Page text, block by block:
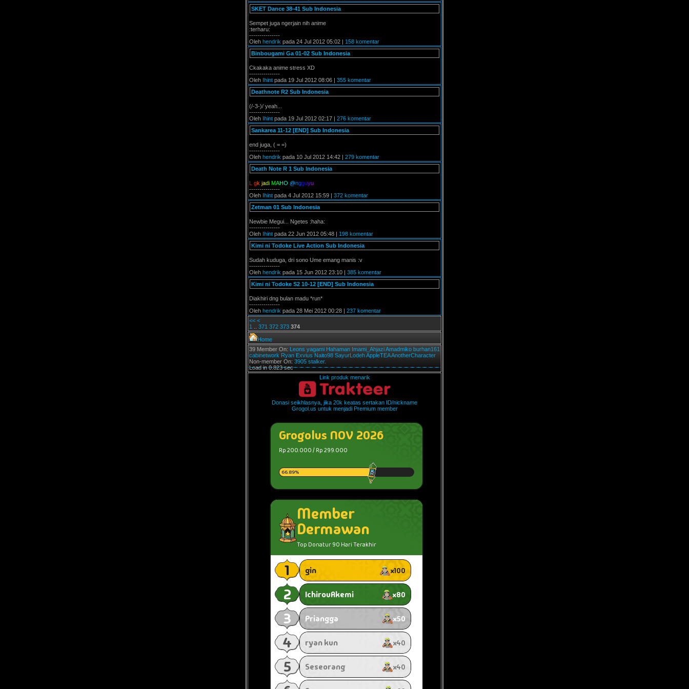
SKET Dance 38-41 Sub Indonesia
Sempet juga ngerjain nih anime
:terharu:
---------------
Oleh hendrik pada 24 Jul 2012 05:02 | 158 komentar
Binbougami Ga 01-02 Sub Indonesia
Ckakaka anime stress XD
---------------
Oleh Ihint pada 19 Jul 2012 08:06 | 355 komentar
Deathnote R2 Sub Indonesia
(/-3-)/ yeah...
---------------
Oleh Ihint pada 19 Jul 2012 02:17 | 276 komentar
Sankarea 11-12 [END] Sub Indonesia
end juga, ( = =)
---------------
Oleh hendrik pada 10 Jul 2012 14:42 | 279 komentar
Death Note R 1 Sub Indonesia
L gk jadi MAHO @ngguyu
---------------
Oleh Ihint pada 4 Jul 2012 15:59 | 372 komentar
Zetman 01 Sub Indonesia
Newbie Megui... Ngetes :haha:
---------------
Oleh Ihint pada 22 Jun 2012 05:48 | 198 komentar
Kimi ni Todoke Live Action Sub Indonesia
Sudah kuduga, dri sono Ume emang manis :v
---------------
Oleh hendrik pada 15 Jun 2012 23:10 | 385 komentar
Kimi ni Todoke S2 10-12 [END] Sub Indonesia
Diakhiri dng bulan madu *run*
---------------
Oleh hendrik pada 28 Mei 2012 00:28 | 237 komentar
<< <
1
371 372 373 374
Home
39 Member On: Leons yagami Hahaman Imami_AhjaziAmadmiko burhan161
cabinetwork Ryan Exvius Naito98 SayurLodehAppleTEAAnotherCharacter
Non-member On: 3905 stalker.
Load in 0.823 sec
Link produk menarik
Donasi seikhlasnya, jika 20k keatas sertakan ID/nickname
Grogol.us untuk menjadi Premium member